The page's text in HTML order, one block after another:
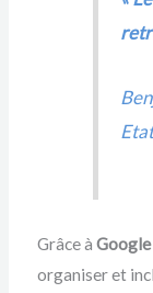
Grâce à
organiser et